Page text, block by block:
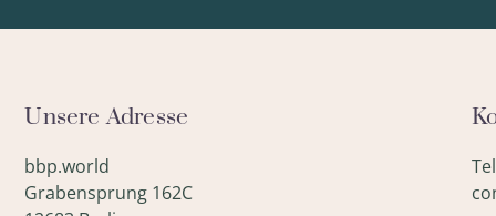
Unsere Adresse
bbp.world
Grabensprung 162C